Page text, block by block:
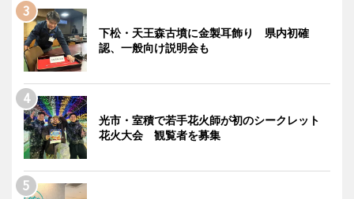
下松・天王森古墳に金製耳飾り 県内初確
認、一般向け説明会も
光市・室積で若手花火師が初のシークレット
花火大会 観覧者を募集